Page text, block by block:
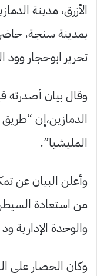
الأزرق، مدينة
بمدينة سنجة،
تحرير ابوحجار وود
وقال بيان أصدرته
الدمازين،إن
المليشيا”.
وأعلن البيان عن
من استعادة
والوحدة الإدارية
وكان الحصار على